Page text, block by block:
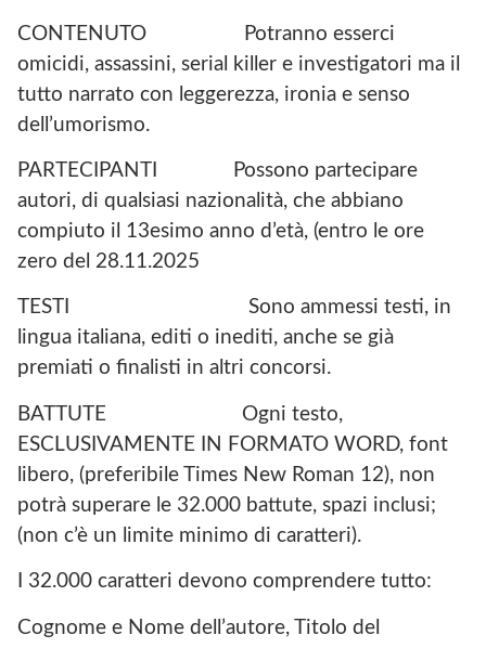
CONTENUTO Potranno esserci
omicidi, assassini, serial killer e investigatori ma il
tutto narrato con leggerezza, ironia e senso
dell’umorismo.
PARTECIPANTI Possono partecipare
autori, di qualsiasi nazionalità, che abbiano
compiuto il 13esimo anno d’età, (entro le ore
zero del 28.11.2025
TESTI Sono ammessi testi, in
lingua italiana, editi o inediti, anche se già
premiati o finalisti in altri concorsi.
BATTUTE Ogni testo,
ESCLUSIVAMENTE IN FORMATO WORD, font
libero, (preferibile Times New Roman 12), non
potrà superare le 32.000 battute, spazi inclusi;
(non c’è un limite minimo di caratteri).
I 32.000 caratteri devono comprendere tutto:
Cognome e Nome dell’autore, Titolo del